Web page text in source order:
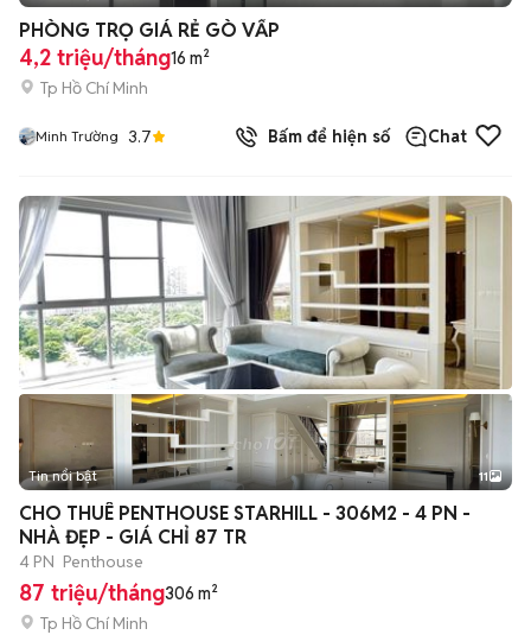
+2
PHÒNG TRỌ GIÁ RẺ GÒ VẤP
4,2 triệu/tháng16 m²
Tp Hồ Chí Minh
Minh Trường 3.7 Bấm để hiện số Chat
+2
Tin nổi bật 11
CHO THUÊ PENTHOUSE STARHILL - 306M2 - 4 PN -
NHÀ ĐẸP - GIÁ CHỈ 87 TR
4 PN Penthouse
87 triệu/tháng306 m²
Tp Hồ Chí Minh